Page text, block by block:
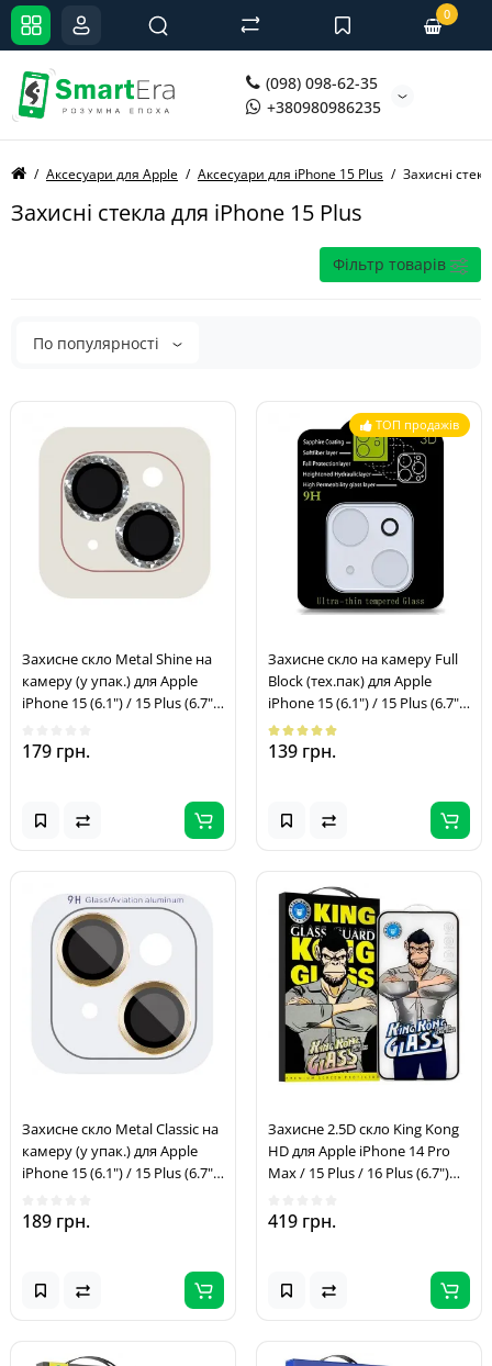
(098) 098-62-35
+380980986235
0
Аксесуари для Apple Аксесуари для iPhone 15 Plus Захисні
Захисні стекла для iPhone 15 Plus
Фільтр товарів
По популярності
Захисне скло Metal Shine на
камеру (у упак.) для Apple
iPhone 15 (6.1") / 15 Plus (6.7")
179 грн.
ТОП продажів
Захисне скло на камеру Full
Block (тех.пак) для Apple
iPhone 15 (6.1") / 15 Plus (6.7")
Прозорий
139 грн.
Захисне скло Metal Classic на
камеру (у упак.) для Apple
iPhone 15 (6.1") / 15 Plus (6.7")
189 грн.
Захисне 2.5D скло King Kong
HD для Apple iPhone 14 Pro
Max / 15 Plus / 16 Plus (6.7")
419 грн.